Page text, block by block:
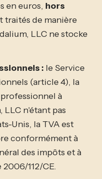
en euros, hors
traités de manière
LLC ne stocke
: le Service
(article 4), la
à
LLC n'étant pas
Unis, la TVA est
conformément à
des impôts et à
112/CE.